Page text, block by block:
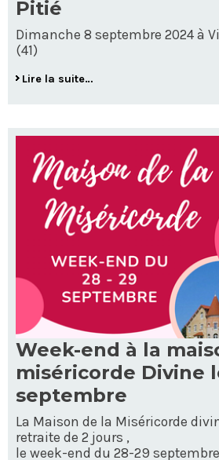
Pitié
Dimanche 8 septembre 2024 à
(41)
Lire la suite…
Week-end à la
miséricorde Divine
septembre
La Maison de la Miséricorde
retraite de 2 jours ,
le week-end du 28-29 septembre